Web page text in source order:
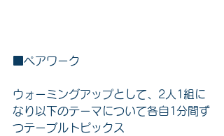
■ペアワーク
ウォーミングアップとして、2人1組に
なり以下のテーマについて各自1分間ず
つテーブルトピックス